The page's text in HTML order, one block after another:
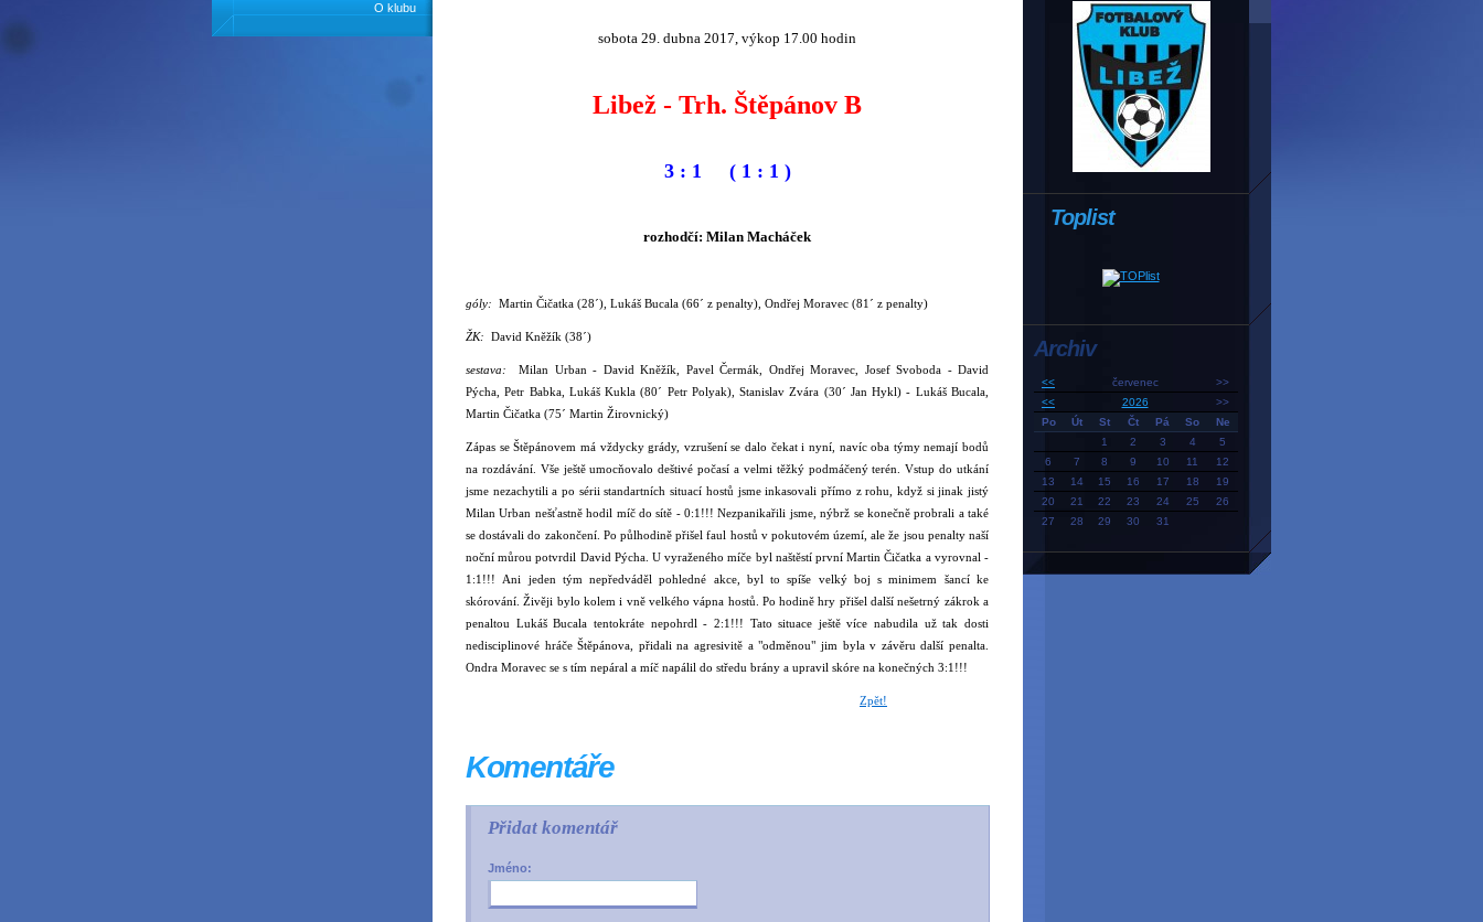
O klubu
sobota 29. dubna 2017, výkop 17.00 hodin
Libež - Trh. Štěpánov B
3 : 1 ( 1 : 1 )
rozhodčí: Milan Macháček
góly: Martin Čičatka (28´), Lukáš Bucala (66´ z penalty), Ondřej Moravec (81´ z penalty)
ŽK: David Kněžík (38´)
sestava: Milan Urban - David Kněžík, Pavel Čermák, Ondřej Moravec, Josef Svoboda - David
Pýcha, Petr Babka, Lukáš Kukla (80´ Petr Polyak), Stanislav Zvára (30´ Jan Hykl) - Lukáš Bucala,
Martin Čičatka (75´ Martin Žirovnický)
Zápas se Štěpánovem má vždycky grády, vzrušení se dalo čekat i nyní, navíc oba týmy nemají bodů
na rozdávání. Vše ještě umocňovalo deštivé počasí a velmi těžký podmáčený terén. Vstup do utkání
jsme nezachytili a po sérii standartních situací hostů jsme inkasovali přímo z rohu, když si jinak jistý
Milan Urban nešťastně hodil míč do sítě - 0:1!!! Nezpanikařili jsme, nýbrž se konečně probrali a také
se dostávali do zakončení. Po půlhodině přišel faul hostů v pokutovém území, ale že jsou penalty naší
noční můrou potvrdil David Pýcha. U vyraženého míče byl naštěstí první Martin Čičatka a vyrovnal -
1:1!!! Ani jeden tým nepředváděl pohledné akce, byl to spíše velký boj s minimem šancí ke
skórování. Živěji bylo kolem i vně velkého vápna hostů. Po hodině hry přišel další nešetrný zákrok a
penaltou Lukáš Bucala tentokráte nepohrdl - 2:1!!! Tato situace ještě více nabudila už tak dosti
nedisciplinové hráče Štěpánova, přidali na agresivitě a "odměnou" jim byla v závěru další penalta.
Ondra Moravec se s tím nepáral a míč napálil do středu brány a upravil skóre na konečných 3:1!!!
Zpět!
Komentáře
Přidat komentář
Jméno:
Toplist
Archiv
<< červenec
>>
<<
2026
>>
Po
Út St Čt Pá So
Ne
1
2 3 4
5
6
7 8 9 10 11
12
13
14 15 16 17 18
19
20
21 22 23 24 25
26
27
28 29 30 31